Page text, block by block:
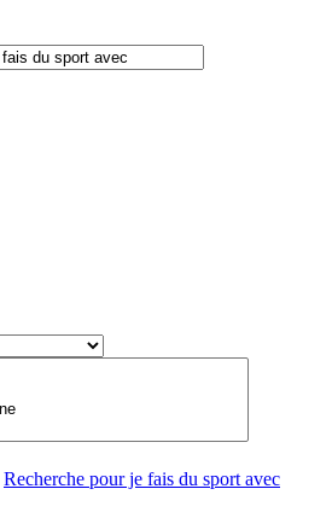
Recherche pour je fais du sport avec